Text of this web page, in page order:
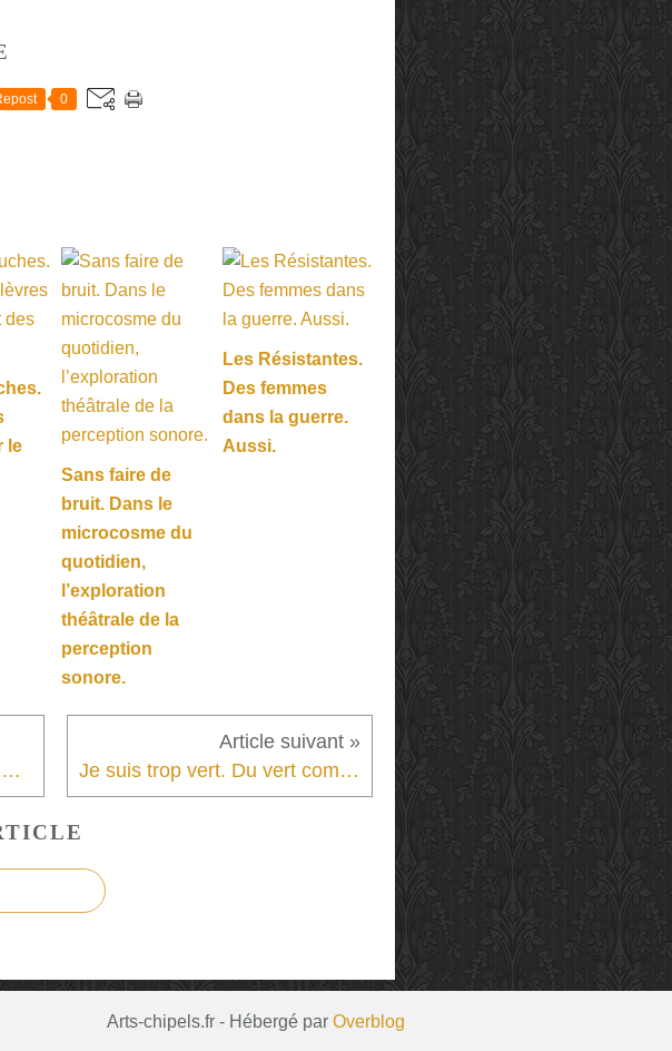
0
le
Sans faire de
bruit. Dans le
microcosme du
quotidien,
l’exploration
théâtrale de la
perception
sonore.
Les Résistantes.
Des femmes
dans la guerre.
Aussi.
Les Petites filles modernes. Un conte adolescent d’amour et d’enfermement. Je suis trop vert. Du vert comme un des beaux-arts dans les apprentissages de la jeunesse. Un théâtre aux champs.
Arts-chipels.fr - Hébergé par Overblog